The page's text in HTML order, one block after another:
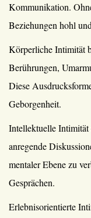
Kommunikation.
Beziehungen hohl
Körperliche Intimität
Berührungen,
Diese
Geborgenheit.
Intellektuelle Intimität
anregende
mentaler Ebene zu
Gesprächen.
Erlebnisorientierte